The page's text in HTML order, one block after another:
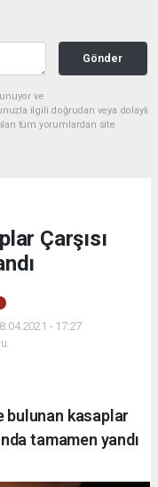
Gönder
ve
ilgili doğrudan veya dolaylı
tüm yorumlardan site
Çarşısı
- 17:27
bulunan kasaplar
tamamen yandı